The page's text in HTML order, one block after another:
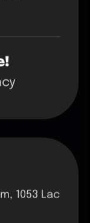
1053 Lac